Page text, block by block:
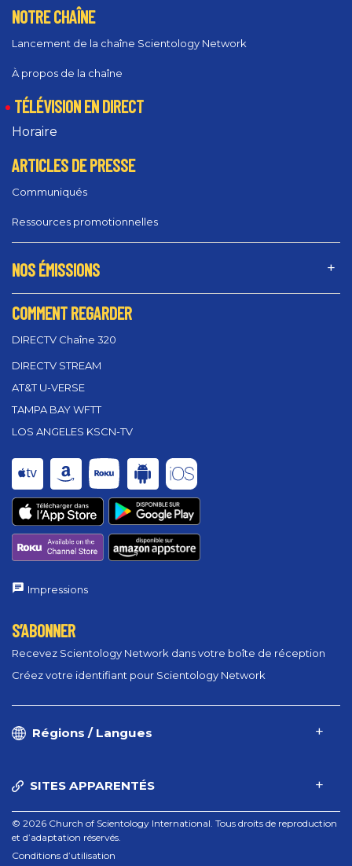
NOTRE CHAÎNE
Lancement de la chaîne Scientology Network
À propos de la chaîne
TÉLÉVISION EN DIRECT
Horaire
ARTICLES DE PRESSE
Communiqués
Ressources promotionnelles
NOS ÉMISSIONS
COMMENT REGARDER
DIRECTV Chaîne 320
DIRECTV STREAM
AT&T U-VERSE
TAMPA BAY WFTT
LOS ANGELES KSCN-TV
Impressions
S’ABONNER
Recevez Scientology Network dans votre boîte de réception
Créez votre identifiant pour Scientology Network
Régions / Langues
SITES APPARENTÉS
© 2026 Church of Scientology International. Tous droits de reproduction
et d’adaptation réservés.
Conditions d’utilisation